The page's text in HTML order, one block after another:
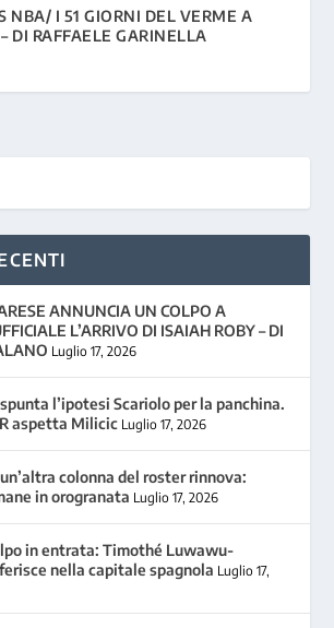
NBA/ I 51 GIORNI DEL VERME A
DI RAFFAELE GARINELLA
ANNUNCIA UN COLPO A
L’ARRIVO DI ISAIAH ROBY – DI
Luglio 17, 2026
l’ipotesi Scariolo per la panchina.
aspetta Milicic Luglio 17, 2026
colonna del roster rinnova:
in orogranata Luglio 17, 2026
in entrata: Timothé Luwawu-
nella capitale spagnola Luglio 17,